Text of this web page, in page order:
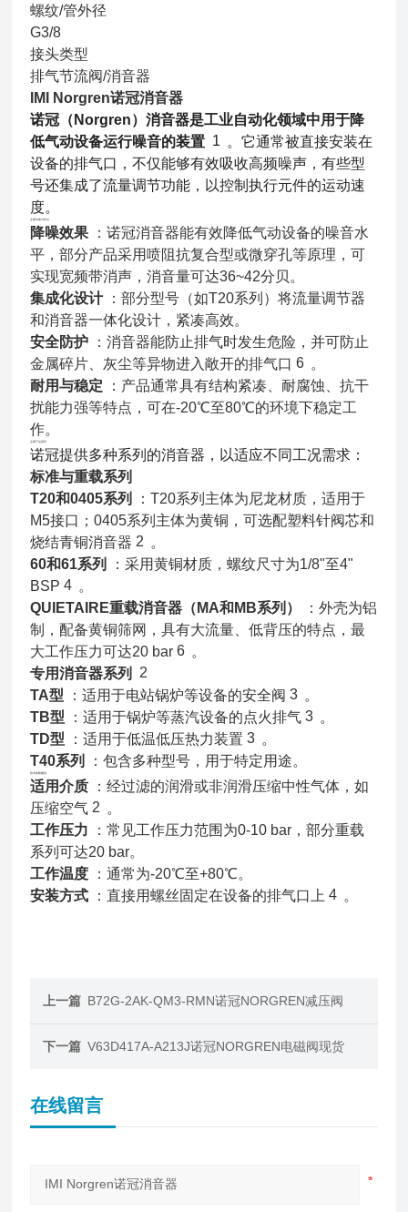
螺纹/管外径
G3/8
接头类型
排气节流阀/消音器
IMI Norgren诺冠消音器
诺冠（Norgren）消音器是工业自动化领域中用于降
低气动设备运行噪音的装置 1 。它通常被直接安装在
设备的排气口，不仅能够有效吸收高频噪声，有些型
号还集成了流量调节功能，以控制执行元件的运动速
度。
主要功能与特点
降噪效果 ：诺冠消音器能有效降低气动设备的噪音水
平，部分产品采用喷阻抗复合型或微穿孔等原理，可
实现宽频带消声，消音量可达36~42分贝。
集成化设计：部分型号（如T20系列）将流量调节器
和消音器一体化设计，紧凑高效。
安全防护 ：消音器能防止排气时发生危险，并可防止
金属碎片、灰尘等异物进入敞开的排气口 6 。
耐用与稳定 ：产品通常具有结构紧凑、耐腐蚀、抗干
扰能力强等特点，可在-20℃至80℃的环境下稳定工
作。
主要产品系列
诺冠提供多种系列的消音器，以适应不同工况需求：
标准与重载系列
T20和0405系列
：T20系列主体为尼龙材质，适用于
M5接口；0405系列主体为黄铜，可选配塑料针阀芯和
烧结青铜消音器 2 。
60和61系列
：采用黄铜材质，螺纹尺寸为1/8"至4"
BSP 4 。
QUIETAIRE重载消音器（MA和MB系列）
：外壳为铝
制，配备黄铜筛网，具有大流量、低背压的特点，最
大工作压力可达20 bar 6 。
专用消音器系列
2
TA型 ：适用于电站锅炉等设备的安全阀 3 。
TB型 ：适用于锅炉等蒸汽设备的点火排气 3 。
TD型 ：适用于低温低压热力装置 3 。
T40系列
：包含多种型号，用于特定用途。
技术参数概览
适用介质 ：经过滤的润滑或非润滑压缩中性气体，如
压缩空气 2 。
工作压力 ：常见工作压力范围为0-10 bar，部分重载
系列可达20 bar。
工作温度 ：通常为-20℃至+80℃。
安装方式 ：直接用螺丝固定在设备的排气口上 4 。
上一篇 B72G-2AK-QM3-RMN诺冠NORGREN减压阀
下一篇 V63D417A-A213J诺冠NORGREN电磁阀现货
在线留言